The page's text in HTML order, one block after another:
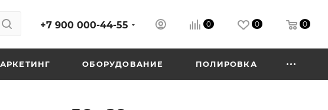
+7 900 000-44-55 0 0 0
ОБОРУДОВАНИЕ ПОЛИРОВКА